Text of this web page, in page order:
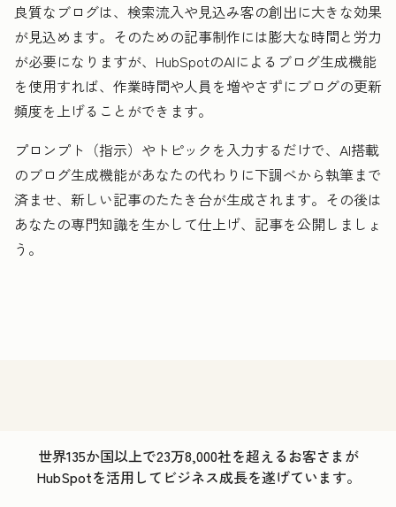
良質なブログは、検索流入や見込み客の創出に大きな効果
が見込めます。そのための記事制作には膨大な時間と労力
が必要になりますが、HubSpotのAIによるブログ生成機能
を使用すれば、作業時間や人員を増やさずにブログの更新
頻度を上げることができます。
プロンプト（指示）やトピックを入力するだけで、AI搭載
のブログ生成機能があなたの代わりに下調べから執筆まで
済ませ、新しい記事のたたき台が生成されます。その後は
あなたの専門知識を生かして仕上げ、記事を公開しましょ
う。
世界135か国以上で23万8,000社を超えるお客さまが
HubSpotを活用してビジネス成長を遂げています。